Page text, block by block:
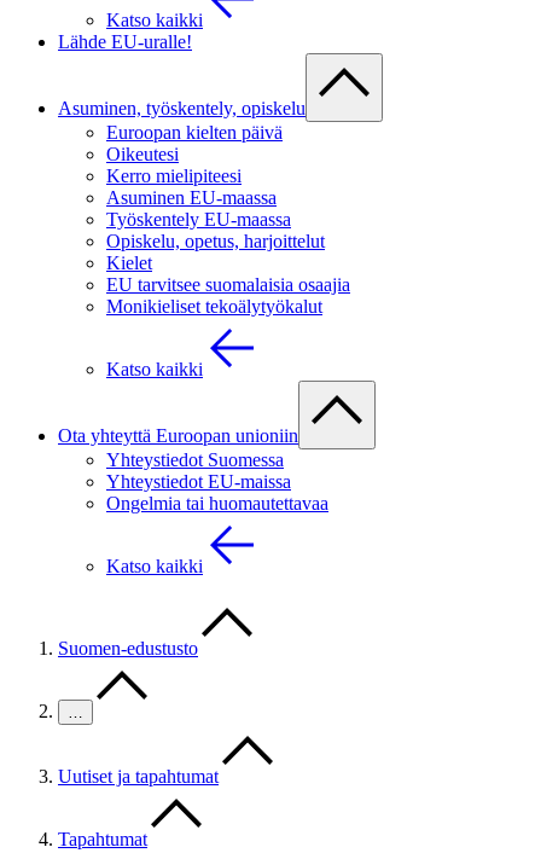
Katso kaikki
Lähde EU-uralle!
Asuminen, työskentely, opiskelu
Euroopan kielten päivä
Oikeutesi
Kerro mielipiteesi
Asuminen EU-maassa
Työskentely EU-maassa
Opiskelu, opetus, harjoittelut
Kielet
EU tarvitsee suomalaisia osaajia
Monikieliset tekoälytyökalut
Katso kaikki
Ota yhteyttä Euroopan unioniin
Yhteystiedot Suomessa
Yhteystiedot EU-maissa
Ongelmia tai huomautettavaa
Katso kaikki
Suomen-edustusto
…
Uutiset ja tapahtumat
Tapahtumat